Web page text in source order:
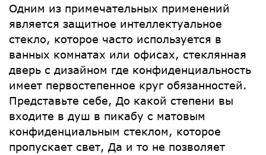
Одним из примечательных применений
является защитное интеллектуальное
стекло, которое часто используется в
ванных комнатах или офисах, стеклянная
дверь с дизайном где конфиденциальность
имеет первостепенное круг обязанностей.
Представьте себе, До какой степени вы
входите в душ в пикабу с матовым
конфиденциальным стеклом, которое
пропускает свет, Да и то не позволяет